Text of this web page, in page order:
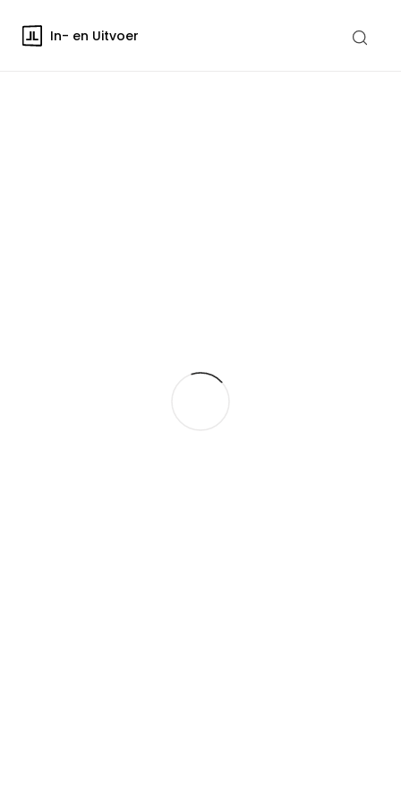
In- en Uitvoer